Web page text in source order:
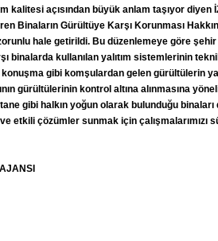
kalitesi açısından büyük anlam taşıyor diyen
Binaların Gürültüye Karşı Korunması
hale getirildi. Bu düzenlemeye göre şehir
binalarda kullanılan yalıtım sistemlerinin
konuşma gibi komşulardan gelen gürültülerin
gürültülerinin kontrol altına alınmasına
gibi halkın yoğun olarak bulunduğu
ve etkili çözümler sunmak için